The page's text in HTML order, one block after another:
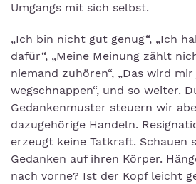
Umgangs mit sich selbst.
„Ich bin nicht gut genug“, „Ich
dafür“, „Meine Meinung zählt
niemand zuhören“, „Das wird
wegschnappen“, und so weiter.
Gedankenmuster steuern wir
dazugehörige Handeln.
erzeugt keine Tatkraft. Schauen
Gedanken auf ihren Körper.
nach vorne? Ist der Kopf leicht